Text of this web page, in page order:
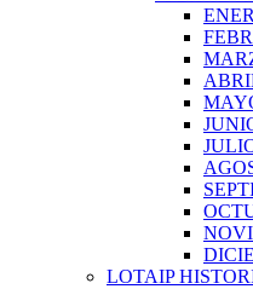
LOTAIP